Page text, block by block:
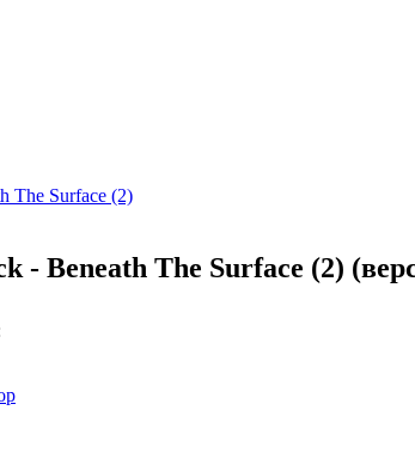
The Surface (2)
- Beneath The Surface (2)